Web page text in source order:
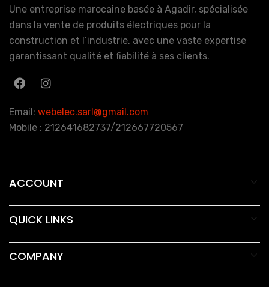
Une entreprise marocaine basée à Agadir, spécialisée
dans la vente de produits électriques pour la
construction et l’industrie, avec une vaste expertise
garantissant qualité et fiabilité à ses clients.
Email: webelec.sarl@gmail.com
Mobile : 212641682737/212667720567
ACCOUNT
QUICK LINKS
COMPANY